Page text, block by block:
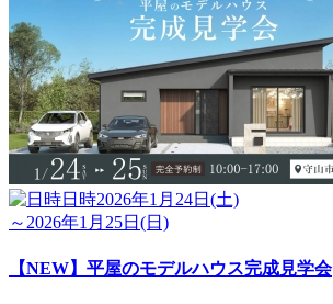
日時2026年1月24日(土)
～2026年1月25日(日)
【NEW】平屋のモデルハウス完成見学会